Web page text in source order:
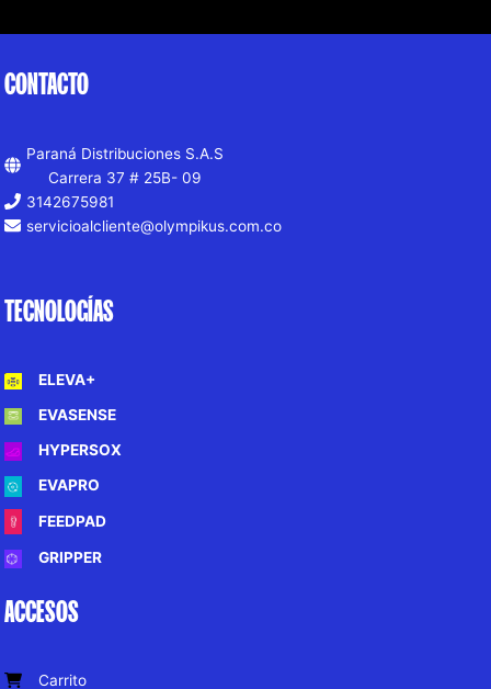
CONTACTO
Paraná Distribuciones S.A.S
Carrera 37 # 25B- 09
3142675981
servicioalcliente@olympikus.com.co
TECNOLOGÍAS
ELEVA+
EVASENSE
HYPERSOX
EVAPRO
FEEDPAD
GRIPPER
ACCESOS
Carrito